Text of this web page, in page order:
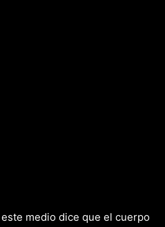
medio dice que el cuerpo